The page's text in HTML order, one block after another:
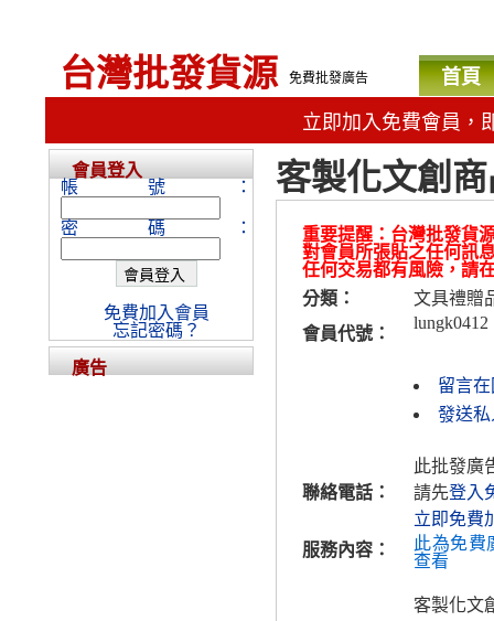
台灣批發貨源 免費批發廣告 首頁
立即加入免費會員，
客製化文創
重要提醒：台灣批發貨
對會員所張貼之任何訊
任何交易都有風險，請
分類：
文具禮贈
會員代號：
lungk0412
留言
發送私
聯絡電話：
此批發廣
請先登入
立即免費
服務內容：
此為免費
查看
客製化文
會員登入
帳號：
密碼：
免費加入會員
忘記密碼？
廣告